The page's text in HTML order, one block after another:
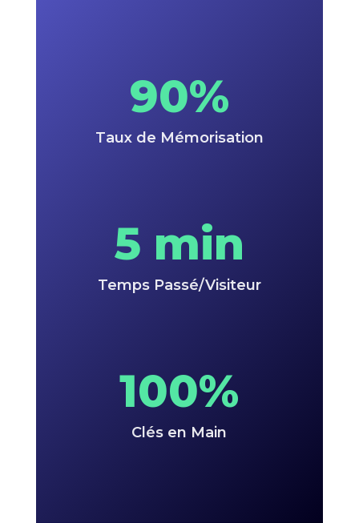
90%
Taux de Mémorisation
5 min
Temps Passé/Visiteur
100%
Clés en Main